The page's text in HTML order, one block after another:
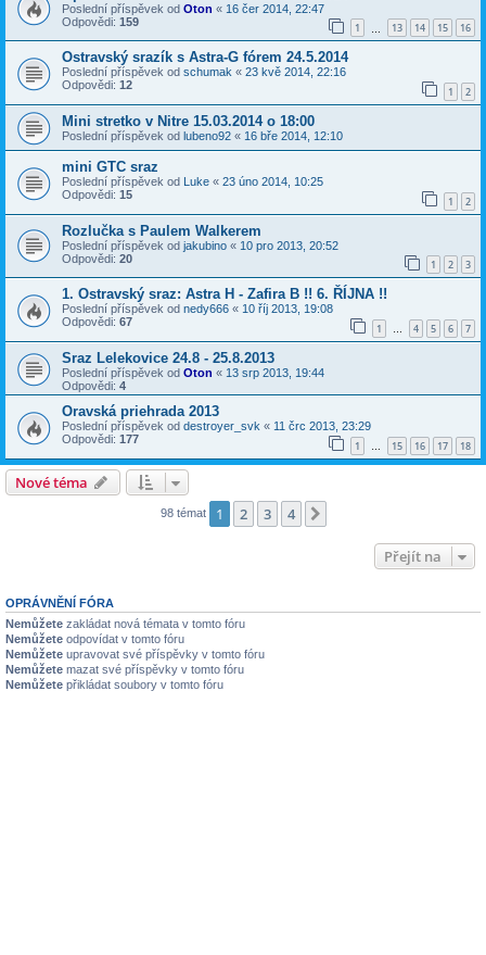
Poslední příspěvek od Oton « 16 čer 2014, 22:47
Odpovědi: 159 1 13 14 15 16
Ostravský srazík s Astra-G fórem 24.5.2014
Poslední příspěvek od schumak « 23 kvě 2014, 22:16
Odpovědi: 12 1 2
Mini stretko v Nitre 15.03.2014 o 18:00
Poslední příspěvek od lubeno92 « 16 bře 2014, 12:10
mini GTC sraz
Poslední příspěvek od Luke « 23 úno 2014, 10:25
Odpovědi: 15 1 2
Rozlučka s Paulem Walkerem
Poslední příspěvek od jakubino « 10 pro 2013, 20:52
Odpovědi: 20 1 2 3
1. Ostravský sraz: Astra H - Zafira B !! 6. ŘÍJNA !!
Poslední příspěvek od nedy666 « 10 říj 2013, 19:08
Odpovědi: 67 1 … 4 5 6 7
Sraz Lelekovice 24.8 - 25.8.2013
Poslední příspěvek od Oton « 13 srp 2013, 19:44
Odpovědi: 4
Oravská priehrada 2013
Poslední příspěvek od destroyer_svk « 11 črc 2013, 23:29
Odpovědi: 177 1 … 15 16 17 18
Nové téma
98 témat 1 2 3 4
Přejít na
OPRÁVNĚNÍ FÓRA
Nemůžete zakládat nová témata v tomto fóru
Nemůžete odpovídat v tomto fóru
Nemůžete upravovat své příspěvky v tomto fóru
Nemůžete mazat své příspěvky v tomto fóru
Nemůžete přikládat soubory v tomto fóru